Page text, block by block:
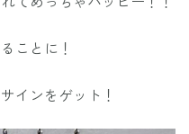
ことに！
インをゲット！